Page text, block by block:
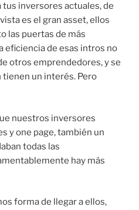
tus inversores actuales, de
es el gran asset, ellos
las puertas de más
eficiencia de esas intros no
otros emprendedores, y se
tienen un interés. Pero
nuestros inversores
y one page, también un
todas las
hay más
forma de llegar a ellos,